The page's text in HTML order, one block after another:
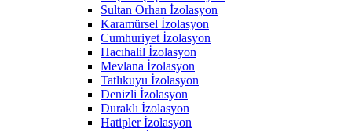
Sultan Orhan İzolasyon
Karamürsel İzolasyon
Cumhuriyet İzolasyon
Hacıhalil İzolasyon
Mevlana İzolasyon
Tatlıkuyu İzolasyon
Denizli İzolasyon
Duraklı İzolasyon
Hatipler İzolasyon